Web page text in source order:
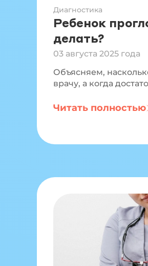
Диагностика
Ребенок
делать?
03 августа 2025 года
Объясняем,
врачу, а когда
Читать полностью